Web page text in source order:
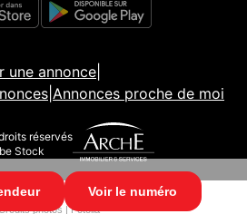
Voir le numéro
une annonce
Annonces proche de moi
réservés
Stock
| Tous droits réservés
photos | Fotolia